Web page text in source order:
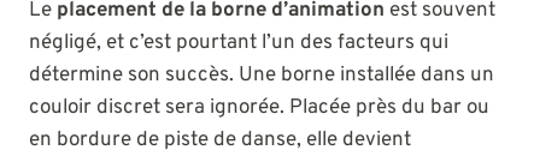
Le placement de la borne d’animation est souvent
négligé, et c’est pourtant l’un des facteurs qui
détermine son succès. Une borne installée dans un
couloir discret sera ignorée. Placée près du bar ou
en bordure de piste de danse, elle devient